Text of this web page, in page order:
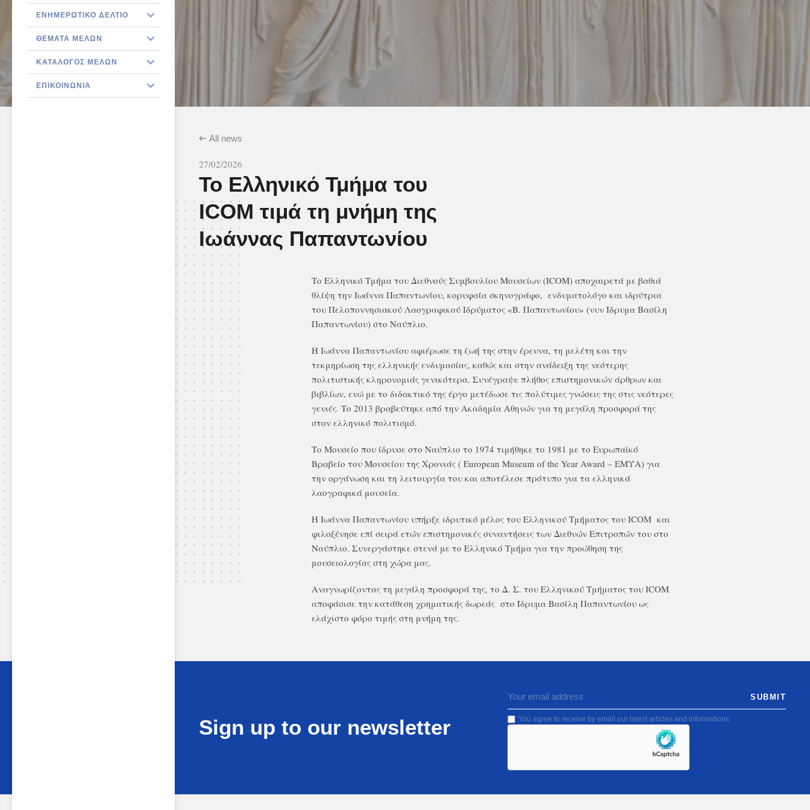
ΕΝΗΜΕΡΩΤΙΚΌ ΔΕΛΤΊΟ
ΘΈΜΑΤΑ ΜΕΛΏΝ
ΚΑΤΆΛΟΓΟΣ ΜΕΛΏΝ
ΕΠΙΚΟΙΝΩΝΊΑ
All news
27/02/2026
Το Ελληνικό Τμήμα του
ICOM τιμά τη μνήμη της
Ιωάννας Παπαντωνίου
Το Ελληνικό Τμήμα του Διεθνούς Συμβουλίου Μουσείων (ΙCOM) αποχαιρετά με βαθιά
θλίψη την Ιωάννα Παπαντωνίου, κορυφαία σκηνογράφο, ενδυματολόγο και ιδρύτρια
τoυ Πελοποννησιακού Λαογραφικού Ιδρύματος «Β. Παπαντωνίου» (νυν Ίδρυμα Βασίλη
Παπαντωνίου) στο Ναύπλιο.
H Iωάννα Παπαντωνίου αφιέρωσε τη ζωή της στην έρευνα, τη μελέτη και την
τεκμηρίωση της ελληνικής ενδυμασίας, καθώς και στην ανάδειξη της νεότερης
πολιτιστικής κληρονομιάς γενικότερα. Συνέγραψε πλήθος επιστημονικών άρθρων και
βιβλίων, ενώ με το διδακτικό της έργο μετέδωσε τις πολύτιμες γνώσεις της στις νεότερες
γενιές. Το 2013 βραβεύτηκε από την Ακαδημία Αθηνών για τη μεγάλη προσφορά της
στον ελληνικό πολιτισμό.
Το Μουσείο που ίδρυσε στο Ναύπλιο το 1974 τιμήθηκε το 1981 με το Ευρωπαϊκό
Βραβείο του Μουσείου της Χρονιάς ( European Museum of the Year Award – ΕΜΥΑ) για
την οργάνωση και τη λειτουργία του και αποτέλεσε πρότυπο για τα ελληνικά
λαογραφικά μουσεία.
Η Ιωάννα Παπαντωνίου υπήρξε ιδρυτικό μέλος του Ελληνικού Τμήματος του ΙCOM και
φιλοξένησε επί σειρά ετών επιστημονικές συναντήσεις των Διεθνών Επιτροπών του στο
Ναύπλιο. Συνεργάστηκε στενά με το Ελληνικό Τμήμα για την προώθηση της
μουσειολογίας στη χώρα μας.
Αναγνωρίζοντας τη μεγάλη προσφορά της, το Δ. Σ. του Ελληνικού Τμήματος του ΙCOM
αποφάσισε την κατάθεση χρηματικής δωρεάς στο Ίδρυμα Βασίλη Παπαντωνίου ως
ελάχιστο φόρο τιμής στη μνήμη της.
Sign up to our newsletter You agree to receive by email our latest articles and informations